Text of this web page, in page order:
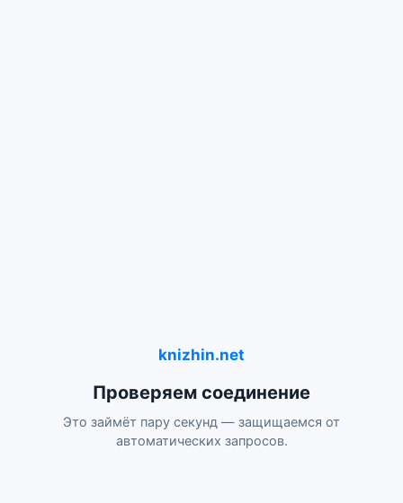
knizhin.net
Проверяем соединение
Это займёт пару секунд — защищаемся от
автоматических запросов.